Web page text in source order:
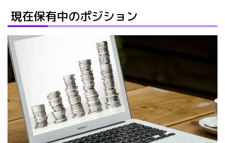
現在保有中のポジション